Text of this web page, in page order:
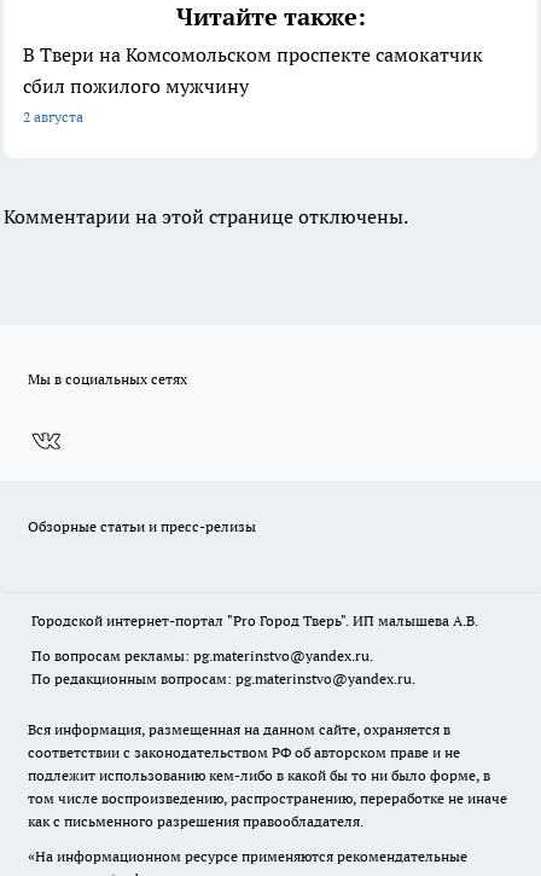
Читайте также:
В Твери на Комсомольском проспекте самокатчик
сбил пожилого мужчину
2 августа
Комментарии на этой странице отключены.
Мы в социальных сетях
Обзорные статьи и пресс-релизы
Городской интернет-портал "Pro Город Тверь". ИП малышева А.В.
По вопросам рекламы: pg.materinstvo@yandex.ru.
По редакционным вопросам: pg.materinstvo@yandex.ru.
Вся информация, размещенная на данном сайте, охраняется в
соответствии с законодательством РФ об авторском праве и не
подлежит использованию кем-либо в какой бы то ни было форме, в
том числе воспроизведению, распространению, переработке не иначе
как с письменного разрешения правообладателя.
«На информационном ресурсе применяются рекомендательные